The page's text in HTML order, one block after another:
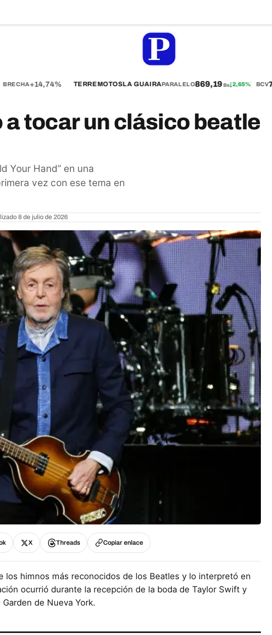
+14,74% TERREMOTOSLA GUAIRAPARALELO869,19Bs↓2,65% BCV
tocar un clásico beatle
Your Hand” en una
vez con ese tema en
8 de julio de 2026
X Threads Copiar enlace
los himnos más reconocidos de los Beatles y lo interpretó en
ocurrió durante la recepción de la boda de Taylor Swift y
de Nueva York.